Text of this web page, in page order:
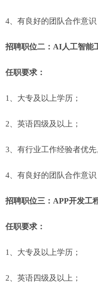
4、有良好的团队合作意
招聘职位二：AI人工智能
任职要求：
1、大专及以上学历；
2、英语四级及以上；
3、有行业工作经验者优先
4、有良好的团队合作意
招聘职位三：APP开发工
任职要求：
1、大专及以上学历；
2、英语四级及以上；